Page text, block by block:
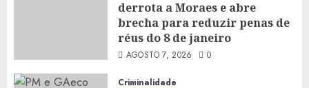
derrota a Moraes e abre
brecha para reduzir penas de
réus do 8 de janeiro
AGOSTO 7, 2026 0
Criminalidade